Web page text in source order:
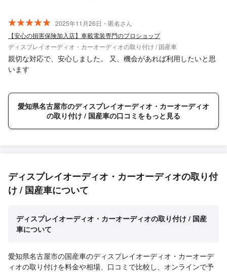
2025年11月26日・匿名さん
【安心の損害保険加入店】車載電装専門のプロショップ
ディスプレイオーディオ・カーオーディオの取り付け / 国産車
親切な対応で、安心しました。 又、機会があれば利用したいと思
います
愛知県名古屋市のディスプレイオーディオ・カーオーディオ
の取り付け / 国産車の口コミをもっと見る
ディスプレイオーディオ・カーオーディオの取り付
け / 国産車について
ディスプレイオーディオ・カーオーディオの取り付け / 国産
車について
愛知県名古屋市の国産車のディスプレイオーディオ・カーオーデ
ィオの取り付けを料金や相場、口コミで比較し、オンラインで予